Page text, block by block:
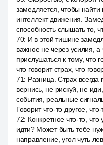
замедляется, чтобы найти
интеллект движения.
способность слышать то,
70: И в этой тишине
важное не через усилия, а
прислушаться к тому, что
что говорит страх, что
71: Разница. Страх всегда
вернись, не рискуй, не
события, реальные
Говорит что-то другое,
72: Конкретное что-то, что
идти? Может быть тебе
направление, угол чуть